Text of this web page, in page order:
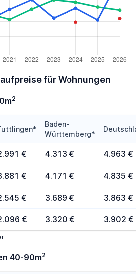
für Wohnungen
2
Baden-
Württemberg*
€ 4.313 € 4.963 €
€ 4.171 € 4.835 €
€ 3.689 € 3.863 €
€ 3.320 € 3.902 €
40-90m2